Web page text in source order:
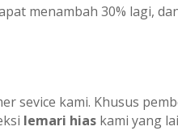
mеnаmbаh 30% lаgі,
kаmі. Khuѕuѕ
lemari hias kаmі уаng